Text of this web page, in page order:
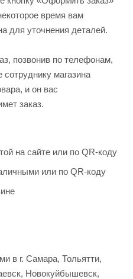
время вам
для уточнения деталей.
позвонив по телефонам,
магазина
и он вас
заказ.
на сайте или по QR-коду
или по QR-коду
в г. Самара, Тольятти,
Новокуйбышевск,